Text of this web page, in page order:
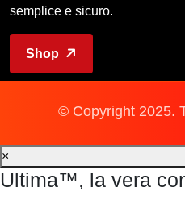
semplice e sicuro.
Shop
© Copyright 2025.
×
Ultima™, la vera